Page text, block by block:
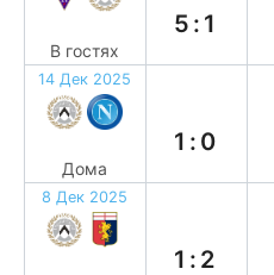
В гостях
5:1
14 Дек 2025
Дома
1:0
8 Дек 2025
1:2